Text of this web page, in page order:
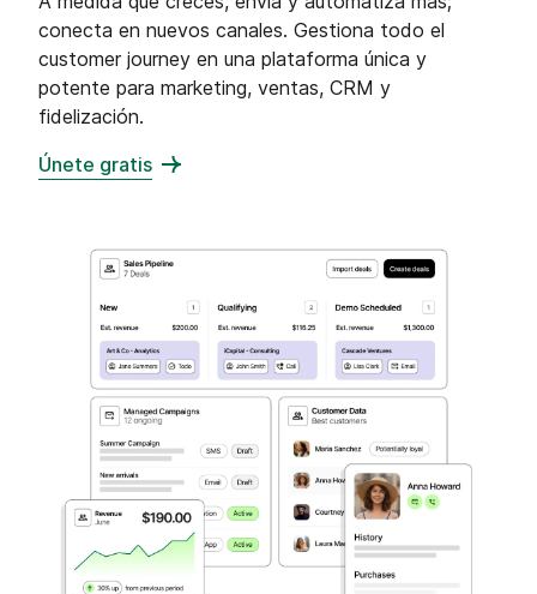
conecta en nuevos canales. Gestiona todo el
customer journey en una plataforma única y
potente para marketing, ventas, CRM y
fidelización.
Únete gratis